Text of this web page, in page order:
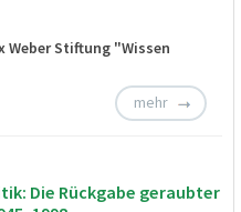
Stiftung "Wissen
mehr
Die Rückgabe geraubter